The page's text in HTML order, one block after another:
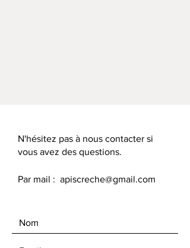
N'hésitez pas à nous contacter si
vous avez des questions.
Par mail : apiscreche@gmail.com